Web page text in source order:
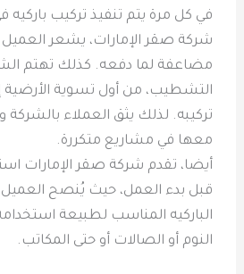
في كل مرة يتم تنفيذ تركيب
شركة صقر الإمارات، يشعر
مضاعفة لما دفعه. كذلك تهتم
التشطيب، من أول تسوية الأرضية
تركيبه. لذلك يثق العملاء بالشركة
معها في مشاريع متكررة.
أيضا، تقدم شركة صقر الإمارات
قبل بدء العمل، حيث يُنصح
الباركيه المناسب لطبيعة
النوم أو الصالات أو حتى المكاتب.